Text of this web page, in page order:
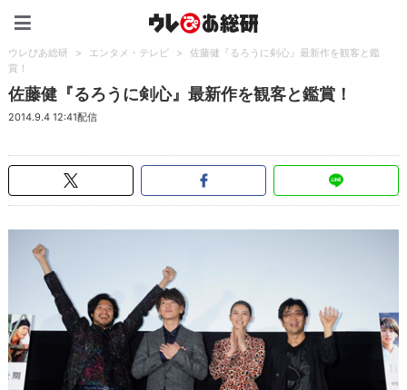
ウレぴあ総研 > エンタメ・テレビ >
佐藤健『るろうに剣心』最新作を観客と鑑
賞！
佐藤健『るろうに剣心』最新作を観客と鑑賞！
2014.9.4 12:41配信